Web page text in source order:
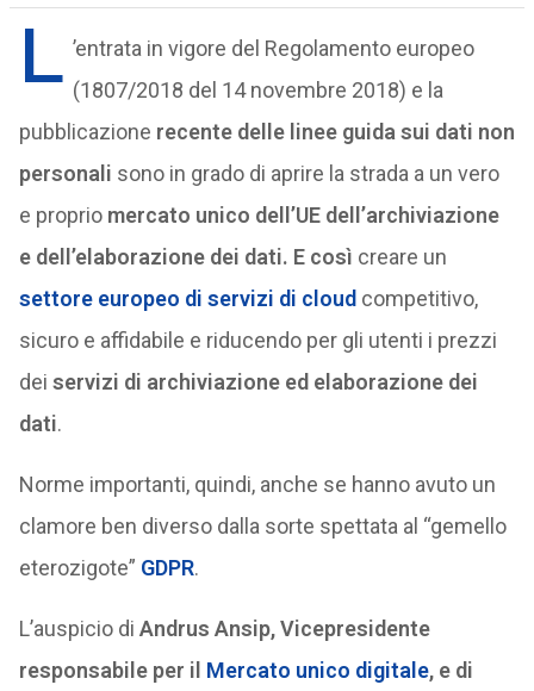
L ’entrata in vigore del Regolamento europeo
(1807/2018 del 14 novembre 2018) e la
pubblicazione recente delle linee guida sui dati non
personali sono in grado di aprire la strada a un vero
e proprio mercato unico dell’UE dell’archiviazione
e dell’elaborazione dei dati. E così creare un
settore europeo di servizi di cloud competitivo,
sicuro e affidabile e riducendo per gli utenti i prezzi
dei servizi di archiviazione ed elaborazione dei
dati.
Norme importanti, quindi, anche se hanno avuto un
clamore ben diverso dalla sorte spettata al “gemello
eterozigote” GDPR.
L’auspicio di Andrus Ansip, Vicepresidente
responsabile per il Mercato unico digitale, e di